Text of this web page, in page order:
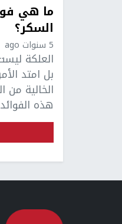
ما هي
السكر؟
5 سنوات ago
العلكة
بل امتد
الخالية
هذه